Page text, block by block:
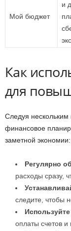
Мой бюджет
и
Как
для
Следуя
финансовое
заметной экономии:
Регулярно
расходы сразу,
следите, чтобы
оплаты счетов и